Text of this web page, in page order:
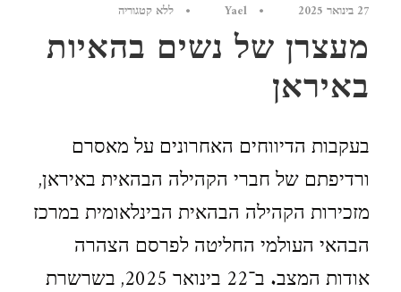
27 בינואר 2025 •
Yael
• ללא קטגוריה
מעצרן של נשים בהאיות
באיראן
בעקבות הדיווחים האחרונים על מאסרם
ורדיפתם של חברי הקהילה הבהאית באיראן,
מזכירות הקהילה הבהאית הבינלאומית במרכז
הבהאי העולמי החליטה לפרסם הצהרה
אודות המצב. ב־22 בינואר 2025, בשרשרת